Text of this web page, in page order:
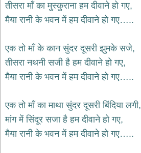
जैन
भजन
भजन
durga
bhajans
गणेश
भजन
ganesh
तीसरा माँ का मुस्कुराना हम दीवाने हो गए,
मैया रानी के भवन में हम दीवाने हो गए…..
एक तो माँ के कान सुंदर दूसरी झुमके सजे,
तीसरा नथनी सजी है हम दीवाने हो गए,
मैया रानी के भवन में हम दीवाने हो गए…..
एक तो माँ का माथा सुंदर दूसरी बिंदिया लगी,
मांग में सिंदूर सजा है हम दीवाने हो गए,
मैया रानी के भवन में हम दीवाने हो गए…..